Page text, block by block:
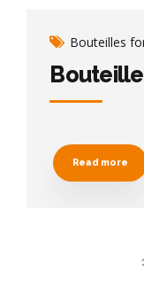
Bouteilles
Read more